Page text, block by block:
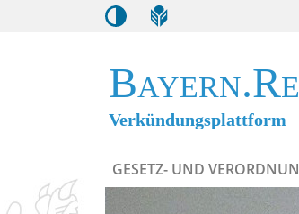
Verkündungsplattform
GESETZ- UND